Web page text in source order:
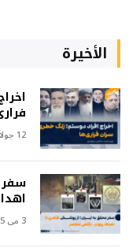
الأخيرة
12 جولای 2024
سفر
3 می 2025